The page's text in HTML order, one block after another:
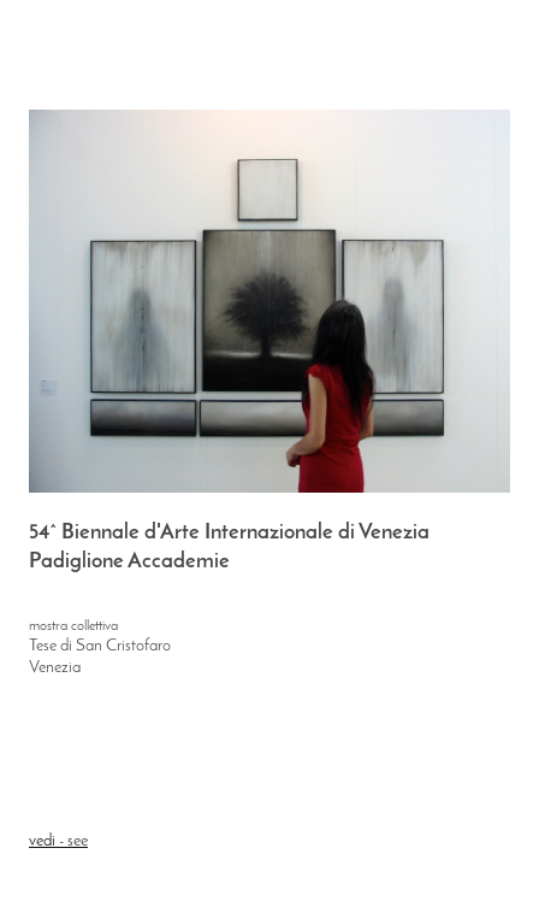
54^ Biennale d'Arte Internazionale di Venezia
Padiglione Accademie
mostra collettiva
Tese di San Cristofaro
Venezia
vedi - see